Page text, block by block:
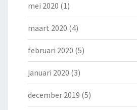
mei 2020 (1)
maart 2020 (4)
februari 2020 (5)
januari 2020 (3)
december 2019 (5)